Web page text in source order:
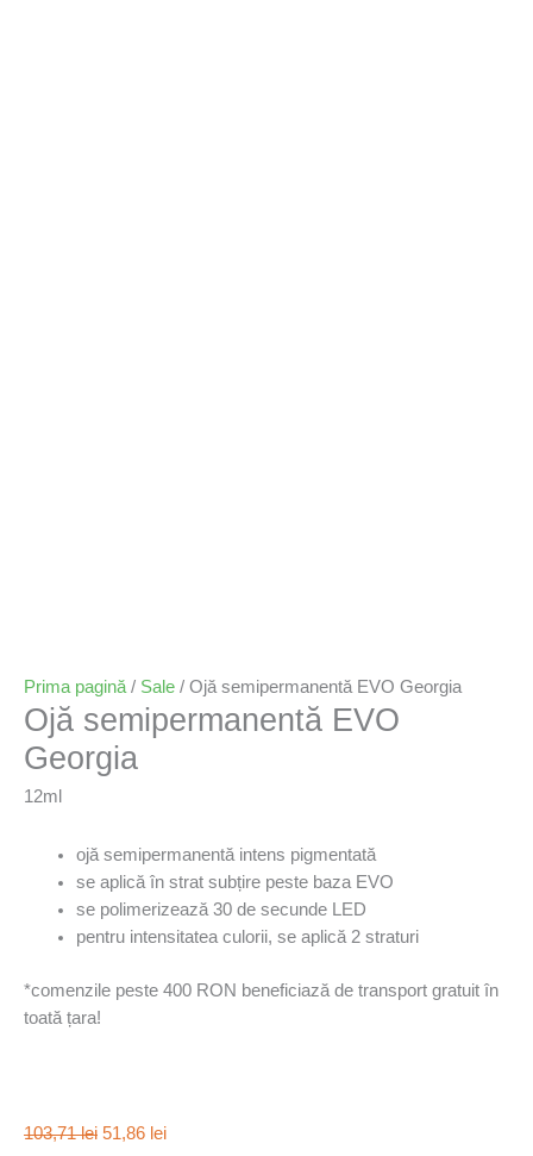
Prima pagină / Sale / Ojă semipermanentă EVO Georgia
Ojă semipermanentă EVO
Georgia
12ml
ojă semipermanentă intens pigmentată
se aplică în strat subțire peste baza EVO
se polimerizează 30 de secunde LED
pentru intensitatea culorii, se aplică 2 straturi
*comenzile peste 400 RON beneficiază de transport gratuit în
toată țara!
103,71lei 51,86 lei